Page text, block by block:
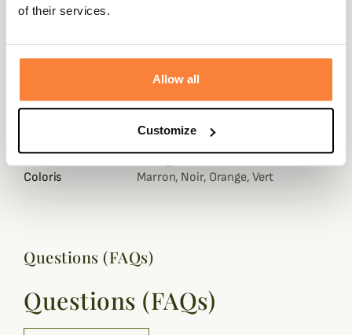
of their services.
Allow all
Customize
matelassée néoprène pour fusil.
fabriqué en Allemagne est extrêmement confortable
grâce à un épais matelassage en néoprène.
Très souple, cette bretelle est aussi silencieuse et anti-
Fiche technique
Coloris Marron, Noir, Orange, Vert
Questions (FAQs)
Questions (FAQs)